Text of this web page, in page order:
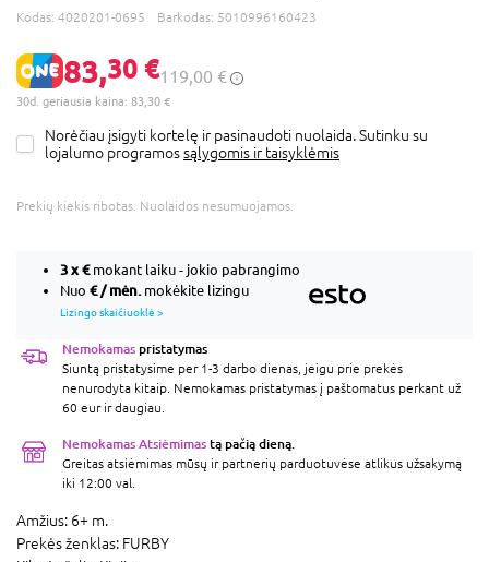
Kodas: 4020201-0695 Barkodas: 5010996160423
83,30 €119,00 €
30d. geriausia kaina: 83,30 €
Norėčiau įsigyti kortelę ir pasinaudoti nuolaida. Sutinku su
lojalumo programossąlygomis ir taisyklėmis
Prekių kiekis ribotas. Nuolaidos nesumuojamos.
3 x€mokant laiku - jokio pabrangimo
Nuo € / mėn. mokėkite lizingu
Lizingo skaičiuoklė >
Nemokamas pristatymas
Siuntą pristatysime per 1-3 darbo dienas, jeigu prie prekės
nenurodyta kitaip. Nemokamas pristatymas į paštomatus perkant už
60 eur ir daugiau.
Nemokamas Atsiėmimas tą pačią dieną.
Greitas atsiėmimas mūsų ir partnerių parduotuvėse atlikus užsakymą
iki 12:00 val.
Amžius: 6+ m.
Prekės ženklas: FURBY